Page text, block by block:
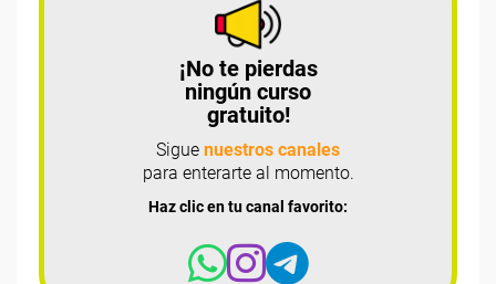
¡No te pierdas
ningún curso
gratuito!
Sigue nuestros canales
para enterarte al momento.
Haz clic en tu canal favorito: